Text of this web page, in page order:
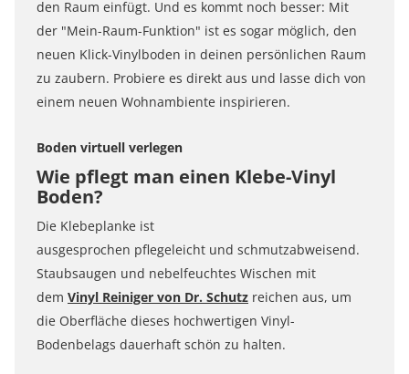
den Raum einfügt. Und es kommt noch besser: Mit
der "Mein-Raum-Funktion" ist es sogar möglich, den
neuen Klick-Vinylboden in deinen persönlichen Raum
zu zaubern. Probiere es direkt aus und lasse dich von
einem neuen Wohnambiente inspirieren.
Boden virtuell verlegen
Wie pflegt man einen Klebe-Vinyl
Boden?
Die Klebeplanke ist
ausgesprochen pflegeleicht und schmutzabweisend.
Staubsaugen und nebelfeuchtes Wischen mit
dem Vinyl Reiniger von Dr. Schutz reichen aus, um
die Oberfläche dieses hochwertigen Vinyl-
Bodenbelags dauerhaft schön zu halten.